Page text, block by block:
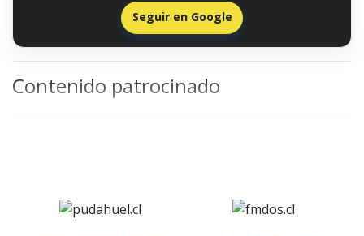
Seguir en Google
Contenido patrocinado